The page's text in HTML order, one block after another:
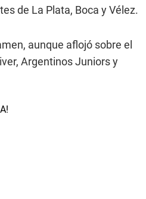
de La Plata, Boca y Vélez.
aunque aflojó sobre el
Argentinos Juniors y
!